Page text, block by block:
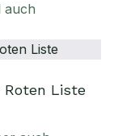
auch
Roten Liste